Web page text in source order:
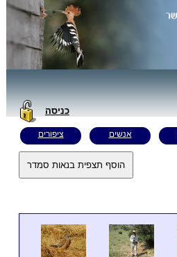
כניסה
אנשים ציפורים